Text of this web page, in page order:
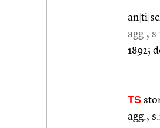
an ti
agg.,
1892;
TS
agg.,